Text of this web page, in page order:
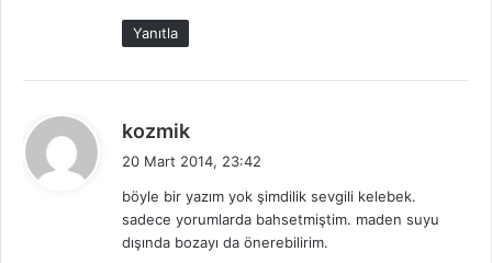
Yanıtla
kozmik
i
k
i
20 Mart 2014, 23:42
böyle bir yazım yok şimdilik sevgili kelebek.
sadece yorumlarda bahsetmiştim. maden suyu
dışında bozayı da önerebilirim.